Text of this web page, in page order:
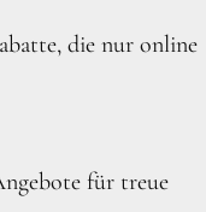
die nur online
für treue